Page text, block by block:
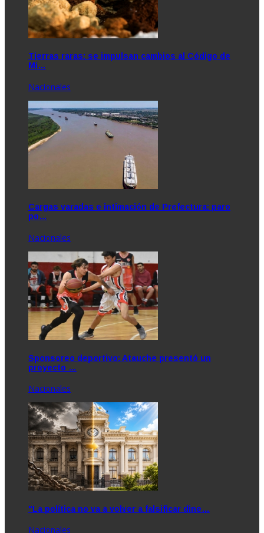
Tierras raras: se impulsan cambios al Código de
Mi…
Nacionales
Cargas varadas e intimación de Prefectura: paro
po…
Nacionales
Sponsoreo deportivo: Atauche presentó un
proyecto …
Nacionales
"La política no va a volver a falsificar dine…
Nacionales